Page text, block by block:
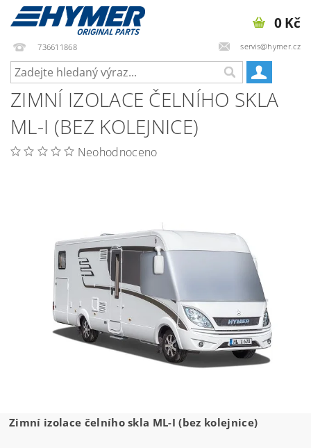
736611868 servis@hymer.cz
0 Kč
ZIMNÍ IZOLACE ČELNÍHO SKLA
ML-I (BEZ KOLEJNICE)
Neohodnoceno
Zimní izolace čelního skla ML-I (bez kolejnice)